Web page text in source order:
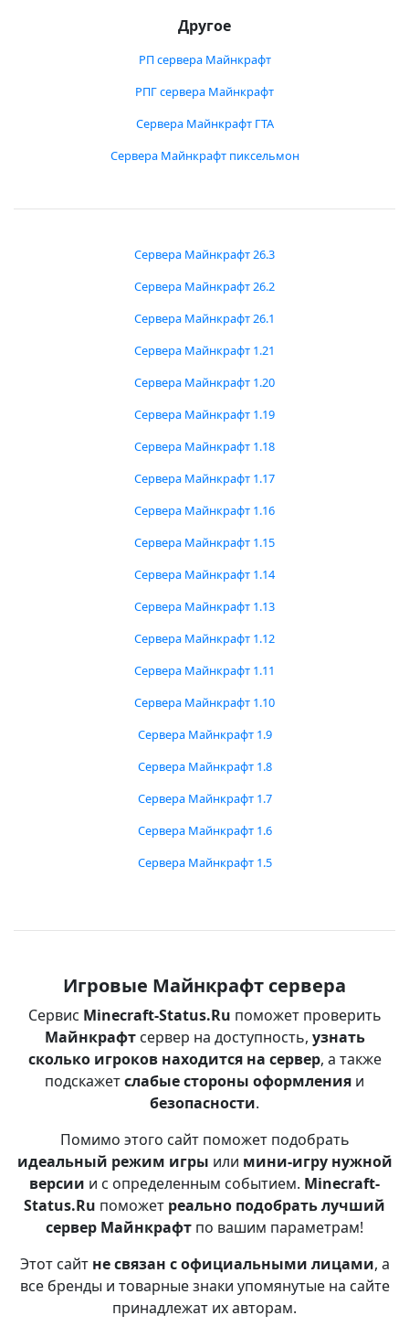
Другое
РП сервера Майнкрафт
РПГ сервера Майнкрафт
Сервера Майнкрафт ГТА
Сервера Майнкрафт пиксельмон
Сервера Майнкрафт 26.3
Сервера Майнкрафт 26.2
Сервера Майнкрафт 26.1
Сервера Майнкрафт 1.21
Сервера Майнкрафт 1.20
Сервера Майнкрафт 1.19
Сервера Майнкрафт 1.18
Сервера Майнкрафт 1.17
Сервера Майнкрафт 1.16
Сервера Майнкрафт 1.15
Сервера Майнкрафт 1.14
Сервера Майнкрафт 1.13
Сервера Майнкрафт 1.12
Сервера Майнкрафт 1.11
Сервера Майнкрафт 1.10
Сервера Майнкрафт 1.9
Сервера Майнкрафт 1.8
Сервера Майнкрафт 1.7
Сервера Майнкрафт 1.6
Сервера Майнкрафт 1.5
Игровые Майнкрафт сервера
Сервис Minecraft-Status.Ru поможет проверить
Майнкрафтсервер на доступность, узнать
сколько игроков находится на сервер, а также
подскажетслабые стороны оформления и
безопасности.
Помимо этого сайт поможет подобрать
идеальный режим игры или мини-игру нужной
версии и с определенным событием. Minecraft-
Status.Ru поможет реально подобрать лучший
сервер Майнкрафт по вашим параметрам!
Этот сайт не связан с официальными лицами, а
все бренды и товарные знаки упомянутые на сайте
принадлежат их авторам.